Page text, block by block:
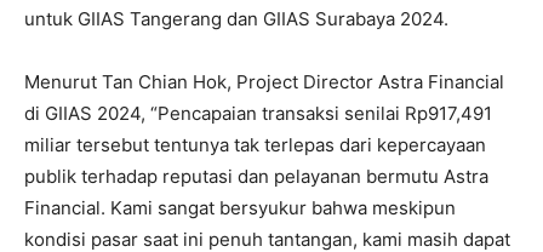
untuk GIIAS Tangerang dan GIIAS Surabaya 2024.
Menurut Tan Chian Hok, Project Director Astra Financial
di GIIAS 2024, “Pencapaian transaksi senilai Rp917,491
miliar tersebut tentunya tak terlepas dari kepercayaan
publik terhadap reputasi dan pelayanan bermutu Astra
Financial. Kami sangat bersyukur bahwa meskipun
kondisi pasar saat ini penuh tantangan, kami masih dapat